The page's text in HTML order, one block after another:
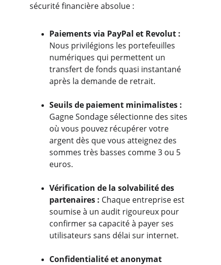
sécurité financière absolue :
Paiements via PayPal et Revolut :
Nous privilégions les portefeuilles
numériques qui permettent un
transfert de fonds quasi instantané
après la demande de retrait.
Seuils de paiement minimalistes :
Gagne Sondage sélectionne des sites
où vous pouvez récupérer votre
argent dès que vous atteignez des
sommes très basses comme 3 ou 5
euros.
Vérification de la solvabilité des
partenaires : Chaque entreprise est
soumise à un audit rigoureux pour
confirmer sa capacité à payer ses
utilisateurs sans délai sur internet.
Confidentialité et anonymat